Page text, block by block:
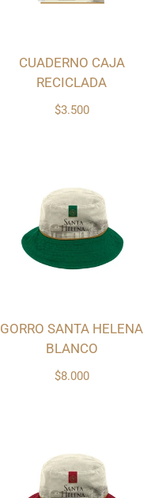
$3.500
CUADERNO CAJA
RECICLADA
$8.000
GORRO SANTA HELENA
BLANCO